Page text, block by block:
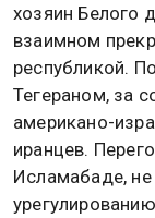
хозяин Белого
взаимном
республикой.
Тегераном, за
американо-
иранцев.
Исламабаде,